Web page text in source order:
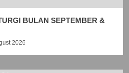
BULAN SEPTEMBER &
2026